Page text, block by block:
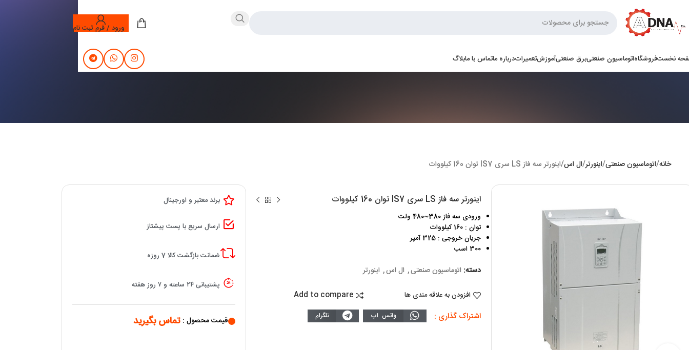
ورود / فرم ثبت نام
نخستفروشگاهاتوماسیون صنعتیبرق صنعتیآموزشتعمیراتدرباره ماتماس با مابلاگ
خانه اتوماسیون صنعتی اینورتر ال اس اینورتر سه فاز LS سری IS7 توان 160 کیلووات
اینورتر سه فاز LS سری IS7 توان 160 کیلووات
ورودی سه فاز 380~480 ولت
توان : 160 کیلووات
جریان خروجی : 325 آمپر
300 اسب
دسته: اتوماسیون صنعتی, ال اس, اینورتر
افزودن به علاقه مندی ها Add to compare
اشتراک گذاری : واتس اپ تلگرام
برند معتبر و اورجینال
ارسال سریع با پست پیشتاز
ضمانت بازگشت کالا 7 روزه
پشتیبانی ۲۴ ساعته و ۷ روز هفته
قیمت محصول : تماس بگیرید